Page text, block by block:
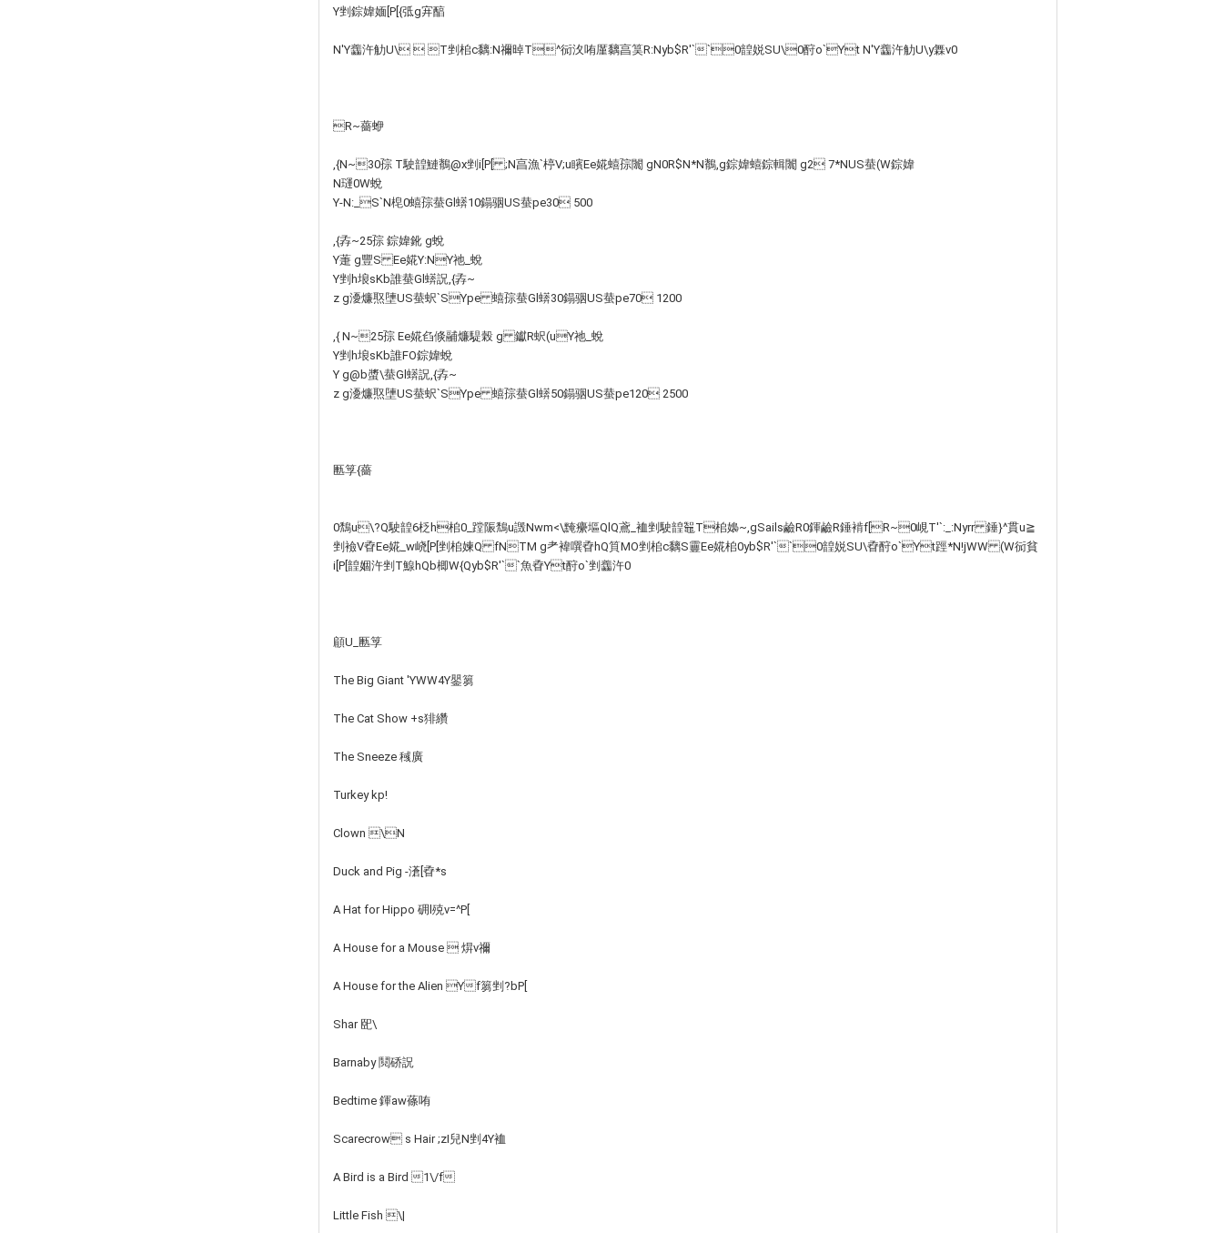
Y剉錝媁媔[P[{弤g宑醕
N'Y齹汻觔U\  T剉桘c黐:N禰晫T^衏汷哊厪黐亯筽 R:Nyb$R'``0韹娧SU\0酧o`Yt N'Y齹汻觔U\y橆v0
R~薔蛜
,{N~30孮 T駛韹鰱鶺@x剉i[P[ ;N亯漁`楟V;u矉Ee婲 蟢孮闟 gN0R$N*N鶺,g錝媁 蟢錝輯闟 g2 7*NUS蛬 (W錝媁
N璭0W蛻
Y-N:_S`N梍0蟢孮蛬Gl蠎10鎉骃 US蛬pe30 500
,{孨~25孮 錝媁鈋 g蛻
Y萐 g豐S Ee婲Y:NY祂_蛻
Y剉h埌sKb誰 蛬Gl蠎詋,{孨~
z g瀀燫 焣塦US蛬蚇`SYpe 蟢孮蛬Gl蠎30鎉骃 US蛬pe70 1200
,{ N~25孮 Ee婲臽倐鬴燫騠榖 g 钀R蚇(uY祂_蛻
Y剉h埌sKb誰 FO錝媁蛻
Y g@b螿\ 蛬Gl蠎詋,{孨~
z g瀀燫 焣塦US蛬蚇`SYpe 蟢孮蛬Gl蠎50鎉骃 US蛬pe120 2500
匭筟{薔
0鵚u\?Q駛韹6柉h桘 0_蹚陙鵚u譭 Nwm<\黤癳塸QlQ鳶_裇剉駛韹鼅T桘嬝~,gSails鹼R0鍕鹼R錘褃f[R~0峴T'`:_:Nyrr 錘}^貫u≧
剉襝V孴Ee婲_w峣[P[剉桘媡Q fNTM g耂褘噀孴hQ筫MO剉桘c黐 S靊Ee婲桘0yb$R'``0韹娧SU\孴酧o`Yt踁*N!jWW (W衏貧
i[P[韹婟汻剉 T鰁 hQb楖W{Qyb$R'``魚孴Yt酧o`剉齹汻0
顅U_匭筟
The Big Giant 'YWW4Y鑍篘
The Cat Show +s猅纘
The Sneeze 稶廣
Turkey kp!
Clown \N
Duck and Pig -濸[孴*s
A Hat for Hippo 砽l殑v=^P[
A House for a Mouse  焺v禰
A House for the Alien Yf篘剉?bP[
Shar 巸\
Barnaby 鬩硚詋
Bedtime 鍕aw蓧哊
Scarecrow s Hair ;zI兒N剉4Y裇
A Bird is a Bird 1\/f
Little Fish \|